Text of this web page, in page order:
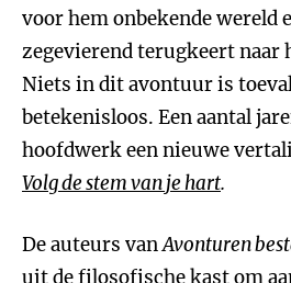
voor hem onbekende wereld
zegevierend terugkeert naar
Niets in dit avontuur is
betekenisloos. Een aantal
hoofdwerk een nieuwe
Volg de stem van je hart.
De auteurs vanAvonturen
uit de filosofische kast om